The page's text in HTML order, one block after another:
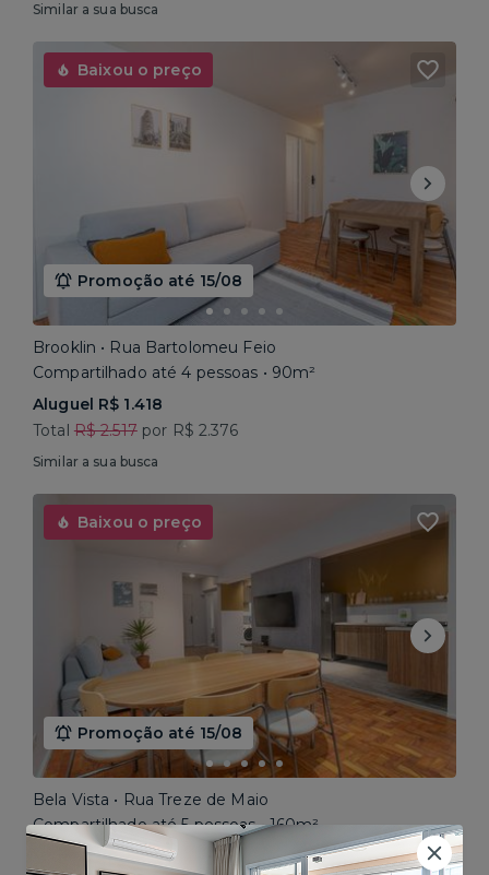
Similar a sua busca
Baixou o preço
Promoção até 15/08
Brooklin • Rua Bartolomeu Feio
Compartilhado até 4 pessoas • 90m²
Aluguel R$ 1.418
Total R$ 2.517por R$ 2.376
Similar a sua busca
Baixou o preço
Promoção até 15/08
Bela Vista • Rua Treze de Maio
Compartilhado até 5 pessoas • 160m²
Aluguel R$ 1.777